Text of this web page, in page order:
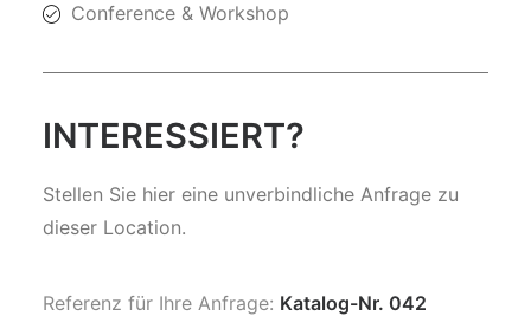
Conference & Workshop
INTERESSIERT?
Stellen Sie hier eine unverbindliche Anfrage zu
dieser Location.
Referenz für Ihre Anfrage: Katalog-Nr. 042